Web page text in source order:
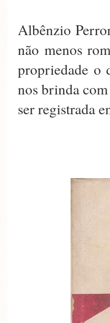
Albênzio
não menos
propriedade o
nos brinda
ser registrada